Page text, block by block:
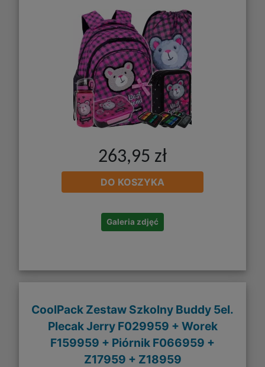
263,95 zł
DO KOSZYKA
Galeria zdjęć
CoolPack Zestaw Szkolny Buddy 5el.
Plecak Jerry F029959 + Worek
F159959 + Piórnik F066959 +
Z17959 + Z18959